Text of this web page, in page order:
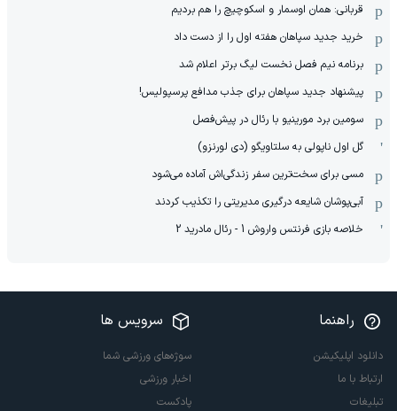
قربانی: همان اوسمار و اسکوچیچ را هم بردیم
خرید جدید سپاهان هفته اول را از دست داد
برنامه نیم فصل نخست لیگ برتر اعلام شد
پیشنهاد جدید سپاهان برای جذب مدافع پرسپولیس!
سومین برد مورینیو با رئال در پیش‌فصل
گل اول ناپولی به سلتاویگو (دی لورنزو)
مسی برای سخت‌ترین سفر زندگی‌اش آماده می‌شود
آبی‌پوشان شایعه درگیری مدیریتی را تکذیب کردند
خلاصه بازی فرنتس واروش 1 - رئال مادرید 2
راهنما
دانلود اپلیکیشن
ارتباط با ما
تبلیغات
سرویس ها
سوژه‌های ورزشی شما
اخبار ورزشی
پادکست